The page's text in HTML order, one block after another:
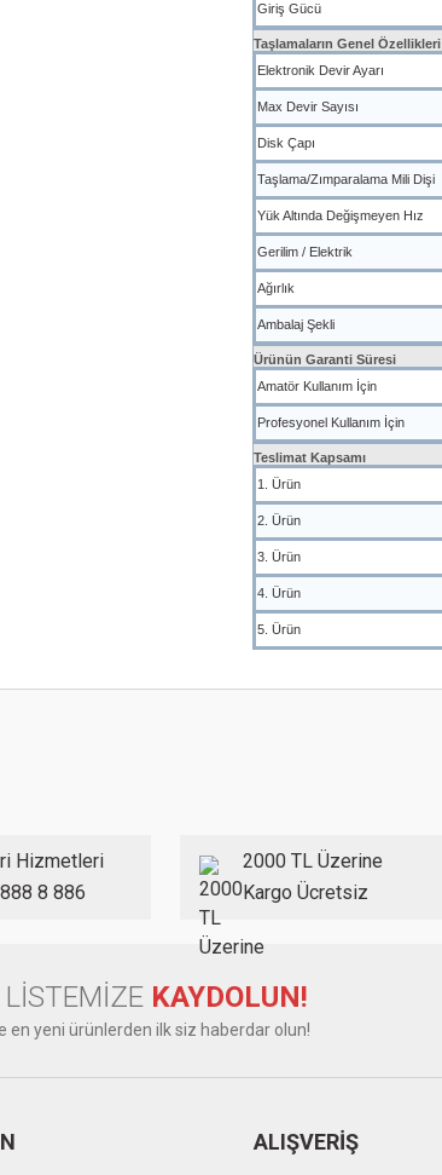
Giriş Gücü
Taşlamaların Genel Özellikleri
Elektronik Devir Ayarı
Max Devir Sayısı
Disk Çapı
Taşlama/Zımparalama Mili Dişi
Yük Altında Değişmeyen Hız
Gerilim / Elektrik
Ağırlık
Ambalaj Şekli
Ürünün Garanti Süresi
Amatör Kullanım İçin
Profesyonel Kullanım İçin
Teslimat Kapsamı
1. Ürün
2. Ürün
3. Ürün
4. Ürün
5. Ürün
hatalar bulunuyor.
diğer sitelerden daha pahalı.
benzer farklı alternatifler olmalı.
Hizmetleri
8 886
2000 TL Üzerine
Kargo Ücretsiz
KAYDOLUN!
en yeni ürünlerden ilk siz haberdar olun!
ALIŞVERİŞ